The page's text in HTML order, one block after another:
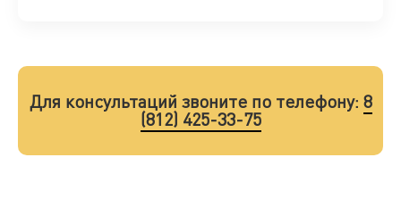
Для консультаций звоните по телефону: 8
(812) 425-33-75